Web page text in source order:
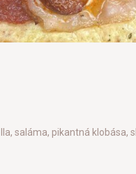
saláma, pikantná klobása,